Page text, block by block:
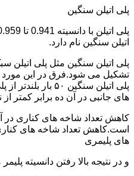
پلی اتیلن سنگین
اتیلن سنگین نام دارد.
پلی اتیلن سنگین مثل پلی اتیلن
تشکیل می شود.فرق در این
پلی اتیلن سنگین
های جانبی در آن ده برابر کمتر
کاهش تعداد شاخه های کناری در
است.کاهش تعداد شاخه های
های پلیمری
و در نتیجه بالا رفتن دانسیته